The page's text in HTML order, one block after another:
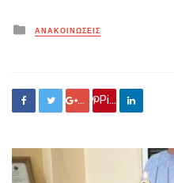
Posted
in
ΑΝΑΚΟΙΝΏΣΕΙΣ
Google +
Pin it